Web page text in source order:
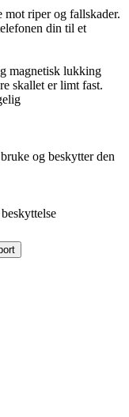
mot riper og fallskader.
din til et
magnetisk lukking
skallet er limt fast.
og beskytter den